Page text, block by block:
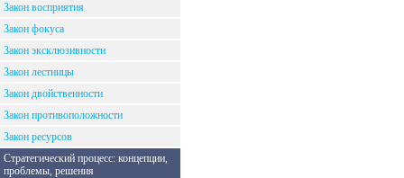
Закон восприятия
Закон фокуса
Закон эксклюзивности
Закон лестницы
Закон двойственности
Закон противоположности
Закон ресурсов
Стратегический процесс: концепции,
проблемы, решения